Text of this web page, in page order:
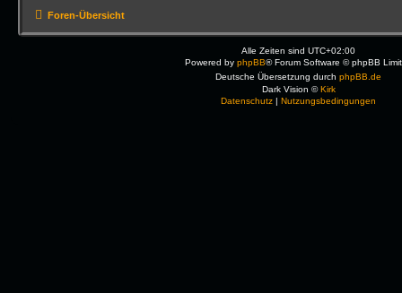
Foren-Übersicht
Alle Zeiten sind UTC+02:00
Powered by phpBB® Forum Software © phpBB
Deutsche Übersetzung durch phpBB.de
Dark Vision ©Kirk
Datenschutz | Nutzungsbedingungen